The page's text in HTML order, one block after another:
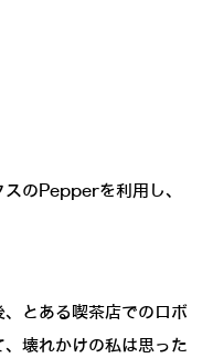
のPepperを利用し、
とある喫茶店でのロボ
壊れかけの私は思った